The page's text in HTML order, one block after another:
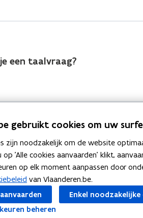
een taalvraag?
van de week
je mailbox
Thema's
gebruikt cookies om uw
zijn noodzakelijk om de website
op 'Alle cookies aanvaarden' klikt,
op elk moment aanpassen door
van Vlaanderen.be.
Enkel
beheren